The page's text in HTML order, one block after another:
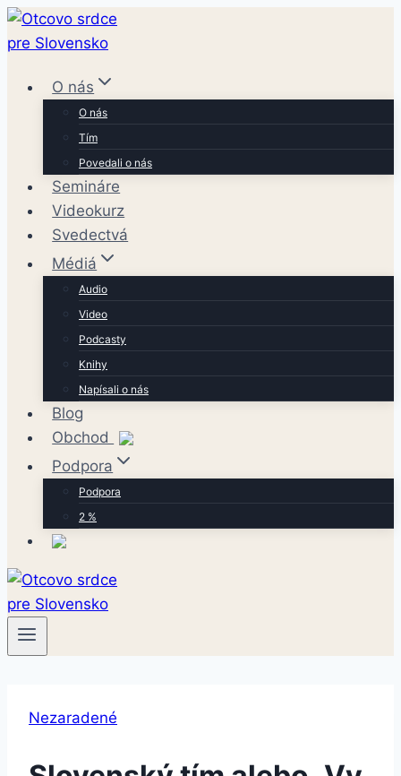
Skip
to
O nás
O nás
Tím
Povedali o nás
Semináre
Videokurz
Svedectvá
Médiá
Audio
Video
Podcasty
Knihy
Napísali o nás
Blog
Obchod
Podpora
Podpora
2 %
Nezaradené